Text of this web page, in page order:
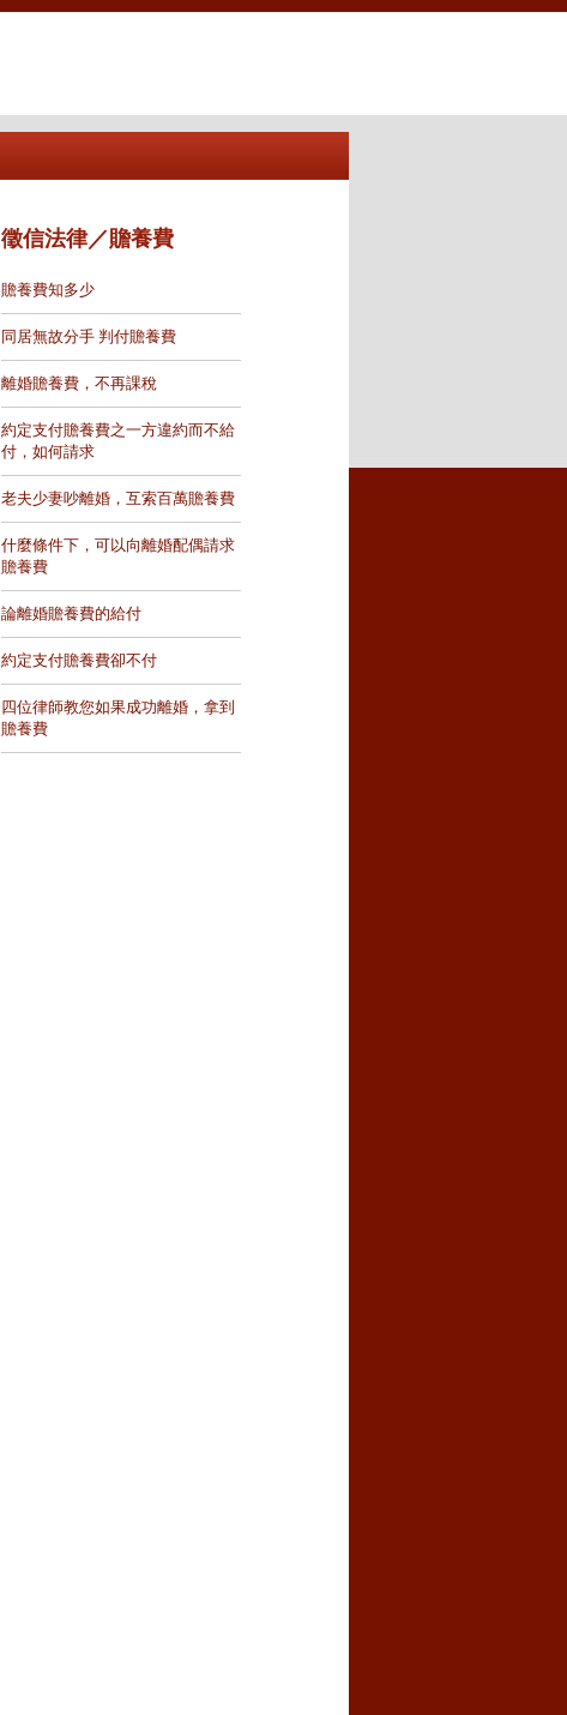
徵信法律／贍養費
贍養費知多少
同居無故分手 判付贍養費
離婚贍養費，不再課稅
約定支付贍養費之一方違約而不給
付，如何請求
老夫少妻吵離婚，互索百萬贍養費
什麼條件下，可以向離婚配偶請求
贍養費
論離婚贍養費的給付
約定支付贍養費卻不付
四位律師教您如果成功離婚，拿到
贍養費